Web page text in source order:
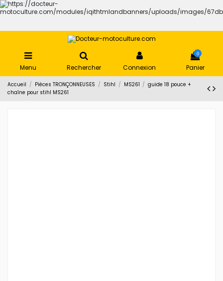
Menu Rechercher Connexion
0
Panier
Accueil Pièces TRONÇONNEUSES Stihl MS261
guide 18 pouce +
chaîne pour stihl MS261